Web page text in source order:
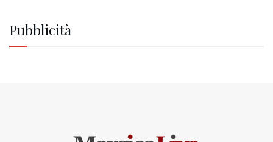
Pubblicità